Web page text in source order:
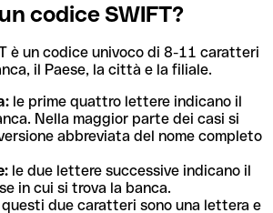
codice SWIFT?
è un codice univoco di 8-11 caratteri
il Paese, la città e la filiale.
le prime quattro lettere indicano il
Nella maggior parte dei casi si
abbreviata del nome completo
le due lettere successive indicano il
in cui si trova la banca.
questi due caratteri sono una lettera e